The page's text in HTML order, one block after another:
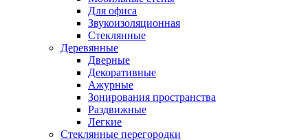
Для офиса
Звукоизоляционная
Стеклянные
Деревянные
Дверные
Декоративные
Ажурные
Зонирования пространства
Раздвижные
Легкие
Стеклянные перегородки